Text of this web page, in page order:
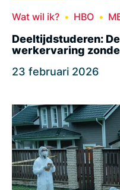
Wat wil ik? HBO
Deeltijdstuderen:
werkervaring
23 februari 2026